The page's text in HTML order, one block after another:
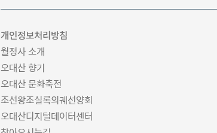
개인정보처리방침
월정사 소개
오대산 향기
오대산 문화축전
조선왕조실록의궤선양회
오대산디지털데이터센터